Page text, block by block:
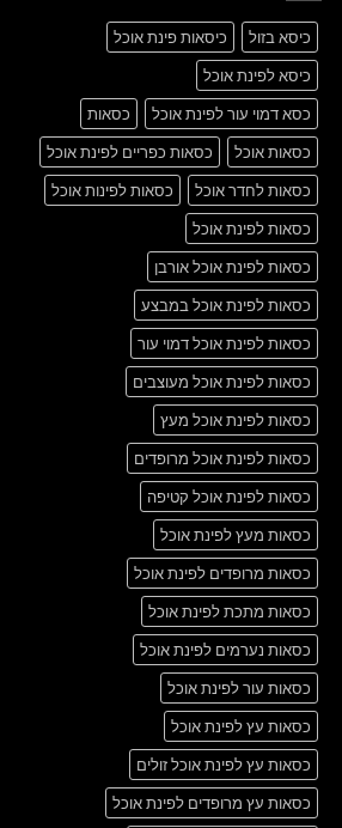
כיסא בזול
כיסאות פינת אוכל
כיסא לפינת אוכל
כסא דמוי עור לפינת אוכל
כסאות
כסאות אוכל
כסאות כפריים לפינת אוכל
כסאות לחדר אוכל
כסאות לפינות אוכל
כסאות לפינת אוכל
כסאות לפינת אוכל אורבן
כסאות לפינת אוכל במבצע
כסאות לפינת אוכל דמוי עור
כסאות לפינת אוכל מעוצבים
כסאות לפינת אוכל מעץ
כסאות לפינת אוכל מרופדים
כסאות לפינת אוכל קטיפה
כסאות מעץ לפינת אוכל
כסאות מרופדים לפינת אוכל
כסאות מתכת לפינת אוכל
כסאות נערמים לפינת אוכל
כסאות עור לפינת אוכל
כסאות עץ לפינת אוכל
כסאות עץ לפינת אוכל זולים
כסאות עץ מרופדים לפינת אוכל